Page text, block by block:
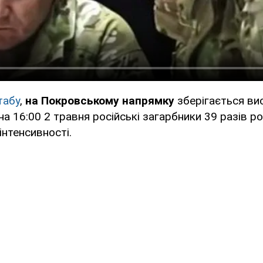
, на Покровському напрямку зберігається
16:00 2 травня російські загарбники 39 разів